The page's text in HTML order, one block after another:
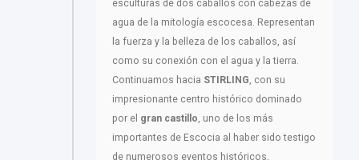
esculturas de dos caballos con cabezas de
agua de la mitología escocesa. Representan
la fuerza y la belleza de los caballos, así
como su conexión con el agua y la tierra.
Continuamos hacia STIRLING , con su
impresionante centro histórico dominado
por el gran castillo , uno de los más
importantes de Escocia al haber sido testigo
de numerosos eventos históricos,